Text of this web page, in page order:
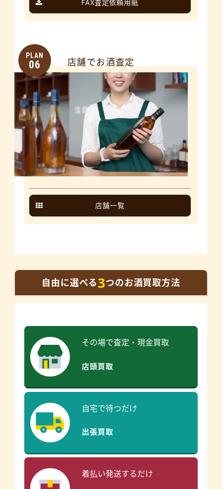
FAX査定依頼用紙
PLAN
06 店舗でお酒査定
店舗一覧
自由に選べる3つのお酒買取方法
その場で査定・現金買取
店頭買取
自宅で待つだけ
出張買取
着払い発送するだけ